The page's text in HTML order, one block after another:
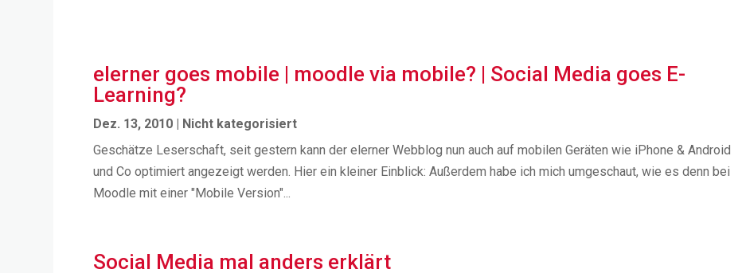
elerner goes mobile | moodle via mobile? | Social Media goes E-
Learning?
Dez. 13, 2010
Nicht kategorisiert
Geschätze Leserschaft, seit gestern kann der elerner Webblog nun auch auf mobilen Geräten wie iPhone & Android
und Co optimiert angezeigt werden. Hier ein kleiner Einblick: Außerdem habe ich mich umgeschaut, wie es denn bei
Moodle mit einer "Mobile Version"...
Social Media mal anders erklärt